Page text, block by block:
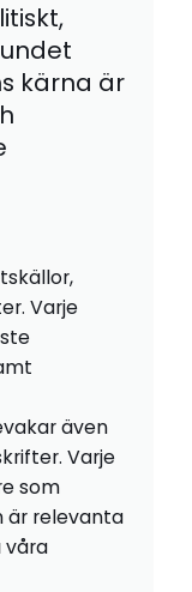
kärna är
Varje
även
Varje
som
är relevanta
våra